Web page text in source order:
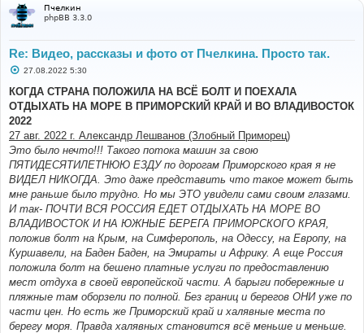
Пчелкин
phpBB 3.3.0
Re: Видео, рассказы и фото от Пчелкина. Просто так.
С
о
б
щ
е
н
и
е
27.08.2022 5:30
КОГДА СТРАНА ПОЛОЖИЛА НА ВСЁ БОЛТ И ПОЕХАЛА
ОТДЫХАТЬ НА МОРЕ В ПРИМОРСКИЙ КРАЙ И ВО ВЛАДИВОСТОК
2022
27 авг. 2022 г. Александр Лешванов (Злобный Приморец)
Это было нечто!!! Такого потока машин за свою
ПЯТИДЕСЯТИЛЕТНЮЮ ЕЗДУ по дорогам Приморского края я не
ВИДЕЛ НИКОГДА. Это даже представить что такое может быть
мне раньше было трудно. Но мы ЭТО увидели сами своим глазами.
И так- ПОЧТИ ВСЯ РОССИЯ ЕДЕТ ОТДЫХАТЬ НА МОРЕ ВО
ВЛАДИВОСТОК И НА ЮЖНЫЕ БЕРЕГА ПРИМОРСКОГО КРАЯ,
положив болт на Крым, на Симферополь, на Одессу, на Европу, на
Куршавели, на Баден Баден, на Эмираты и Африку. А еще Россия
положила болт на бешено платные услуги по предоставлению
мест отдуха в своей европейской части. А барыги побережные и
пляжные там оборзели по полной. Без границ и берегов ОНИ уже по
части цен. Но есть же Приморский край и халявные места по
берегу моря. Правда халявных становится всё меньше и меньше.